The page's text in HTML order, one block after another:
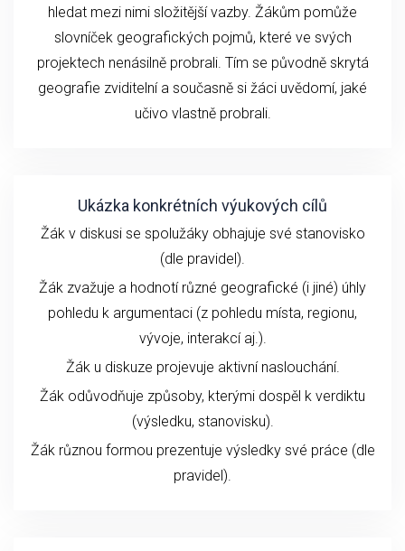
hledat mezi nimi složitější vazby. Žákům pomůže
slovníček geografických pojmů, které ve svých
projektech nenásilně probrali. Tím se původně skrytá
geografie zviditelní a současně si žáci uvědomí, jaké
učivo vlastně probrali.
Ukázka konkrétních výukových cílů
Žák v diskusi se spolužáky obhajuje své stanovisko
(dle pravidel).
Žák zvažuje a hodnotí různé geografické (i jiné) úhly
pohledu k argumentaci (z pohledu místa, regionu,
vývoje, interakcí aj.).
Žák u diskuze projevuje aktivní naslouchání.
Žák odůvodňuje způsoby, kterými dospěl k verdiktu
(výsledku, stanovisku).
Žák různou formou prezentuje výsledky své práce (dle
pravidel).